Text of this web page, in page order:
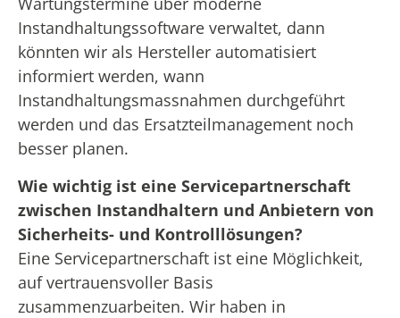
Instandhaltungssoftware verwaltet, dann
könnten wir als Hersteller automatisiert
informiert werden, wann
Instandhaltungsmassnahmen durchgeführt
werden und das Ersatzteilmanagement noch
besser planen.
Wie wichtig ist eine Servicepartnerschaft
zwischen Instandhaltern und Anbietern von
Sicherheits- und Kontrolllösungen?
Eine Servicepartnerschaft ist eine Möglichkeit,
auf vertrauensvoller Basis
zusammenzuarbeiten. Wir haben in